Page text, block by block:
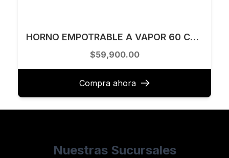
HORNO EMPOTRABLE A VAPOR 60 CM SEMG MODELO SOP6604S2PNR
$59,900.00
Compra ahora
Nuestras Sucursales